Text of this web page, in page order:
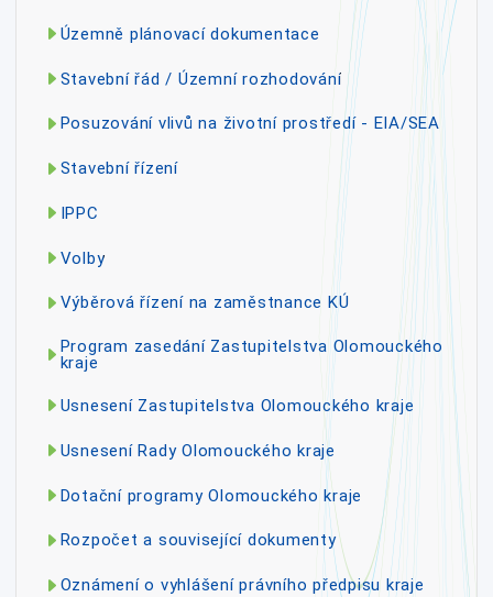
Územně plánovací dokumentace
Stavební řád / Územní rozhodování
Posuzování vlivů na životní prostředí - EIA/SEA
Stavební řízení
IPPC
Volby
Výběrová řízení na zaměstnance KÚ
Program zasedání Zastupitelstva Olomouckého
kraje
Usnesení Zastupitelstva Olomouckého kraje
Usnesení Rady Olomouckého kraje
Dotační programy Olomouckého kraje
Rozpočet a související dokumenty
Oznámení o vyhlášení právního předpisu kraje